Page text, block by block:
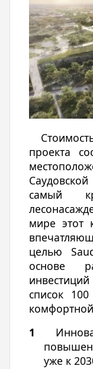
проекта
самый
мире этот
целью
основе
список
уже к